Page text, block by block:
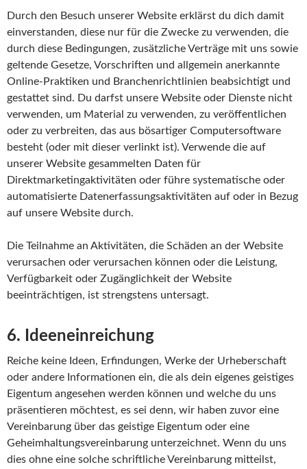
Durch den Besuch unserer Website erklärst du dich damit
einverstanden, diese nur für die Zwecke zu verwenden, die
durch diese Bedingungen, zusätzliche Verträge mit uns sowie
geltende Gesetze, Vorschriften und allgemein anerkannte
Online-Praktiken und Branchenrichtlinien beabsichtigt und
gestattet sind. Du darfst unsere Website oder Dienste nicht
verwenden, um Material zu verwenden, zu veröffentlichen
oder zu verbreiten, das aus bösartiger Computersoftware
besteht (oder mit dieser verlinkt ist). Verwende die auf
unserer Website gesammelten Daten für
Direktmarketingaktivitäten oder führe systematische oder
automatisierte Datenerfassungsaktivitäten auf oder in Bezug
auf unsere Website durch.
Die Teilnahme an Aktivitäten, die Schäden an der Website
verursachen oder verursachen können oder die Leistung,
Verfügbarkeit oder Zugänglichkeit der Website
beeinträchtigen, ist strengstens untersagt.
6. Ideeneinreichung
Reiche keine Ideen, Erfindungen, Werke der Urheberschaft
oder andere Informationen ein, die als dein eigenes geistiges
Eigentum angesehen werden können und welche du uns
präsentieren möchtest, es sei denn, wir haben zuvor eine
Vereinbarung über das geistige Eigentum oder eine
Geheimhaltungsvereinbarung unterzeichnet. Wenn du uns
dies ohne eine solche schriftliche Vereinbarung mitteilst,